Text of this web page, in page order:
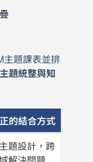
主題課表並排
題統整與知
的結合方式
題設計，跨